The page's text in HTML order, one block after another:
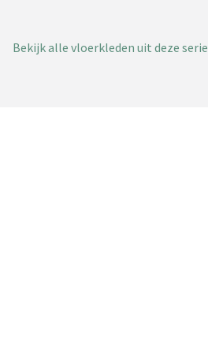
Bekijk alle vloerkleden uit deze serie